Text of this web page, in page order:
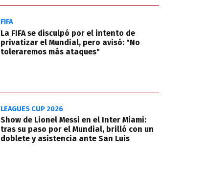
FIFA
La FIFA se disculpó por el intento de
privatizar el Mundial, pero avisó: "No
toleraremos más ataques"
LEAGUES CUP 2026
Show de Lionel Messi en el Inter Miami:
tras su paso por el Mundial, brilló con un
doblete y asistencia ante San Luis